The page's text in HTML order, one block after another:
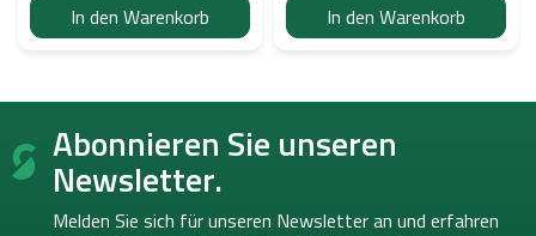
In den Warenkorb In den Warenkorb
F
ß Abonnieren Sie unseren
Newsletter.
Melden Sie sich für unseren Newsletter an und erfahren